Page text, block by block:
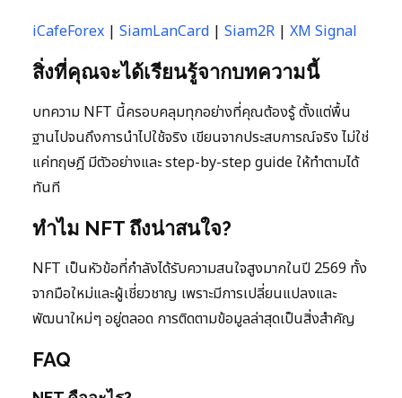
iCafeForex | SiamLanCard | Siam2R | XM Signal
สิ่งที่คุณจะได้เรียนรู้จากบทความนี้
บทความ NFT นี้ครอบคลุมทุกอย่างที่คุณต้องรู้ ตั้งแต่พื้น
ฐานไปจนถึงการนำไปใช้จริง เขียนจากประสบการณ์จริง ไม่ใช่
แค่ทฤษฎี มีตัวอย่างและ step-by-step guide ให้ทำตามได้
ทันที
ทำไม NFT ถึงน่าสนใจ?
NFT เป็นหัวข้อที่กำลังได้รับความสนใจสูงมากในปี 2569 ทั้ง
จากมือใหม่และผู้เชี่ยวชาญ เพราะมีการเปลี่ยนแปลงและ
พัฒนาใหม่ๆ อยู่ตลอด การติดตามข้อมูลล่าสุดเป็นสิ่งสำคัญ
FAQ